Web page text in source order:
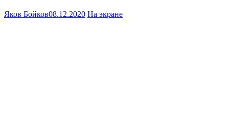
Яков Бойков08.12.2020 На экране